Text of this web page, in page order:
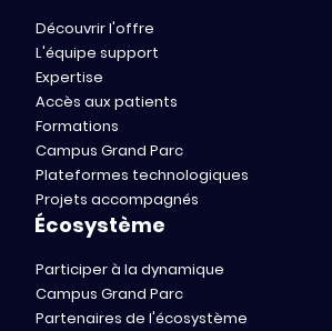
Découvrir l'offre
L'équipe support
Expertise
Accès aux patients
Formations
Campus Grand Parc
Plateformes technologiques
Projets accompagnés
Écosystème
Participer à la dynamique
Campus Grand Parc
Partenaires de l'écosystème